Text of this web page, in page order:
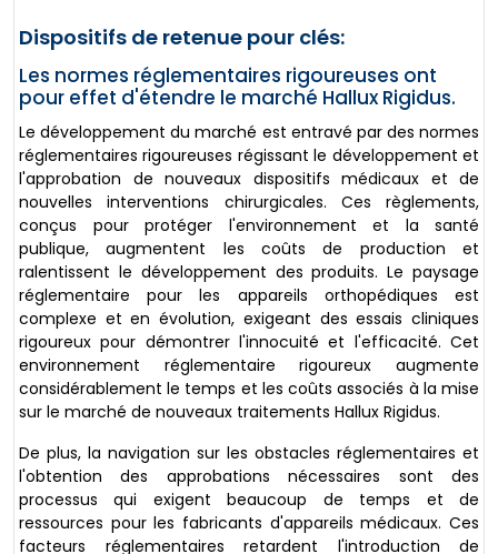
Dispositifs de retenue pour clés:
Les normes réglementaires rigoureuses ont
pour effet d'étendre le marché Hallux Rigidus.
Le développement du marché est entravé par des normes
réglementaires rigoureuses régissant le développement et
l'approbation de nouveaux dispositifs médicaux et de
nouvelles interventions chirurgicales. Ces règlements,
conçus pour protéger l'environnement et la santé
publique, augmentent les coûts de production et
ralentissent le développement des produits. Le paysage
réglementaire pour les appareils orthopédiques est
complexe et en évolution, exigeant des essais cliniques
rigoureux pour démontrer l'innocuité et l'efficacité. Cet
environnement réglementaire rigoureux augmente
considérablement le temps et les coûts associés à la mise
sur le marché de nouveaux traitements Hallux Rigidus.
De plus, la navigation sur les obstacles réglementaires et
l'obtention des approbations nécessaires sont des
processus qui exigent beaucoup de temps et de
ressources pour les fabricants d'appareils médicaux. Ces
facteurs réglementaires retardent l'introduction de